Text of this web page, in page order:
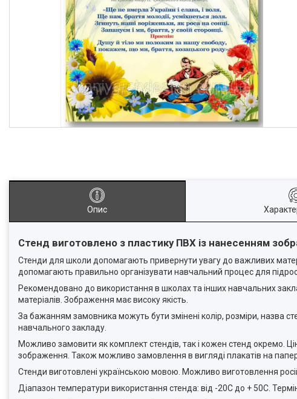
Опис
Стенд виготовлено з пластику ПВХ із нанесенням
Стенди для школи допомагають привернути увагу до важливих
допомагають правильно організувати навчальний процес для
Рекомендовано до використання в школах та інших навчальних
матеріалів. Зображення має високу якість.
За бажанням замовника можуть бути змінені колір, розміри, назва
навчального закладу.
Можливо замовити як комплект стендів, так і кожен стенд окремо.
зображення. Також можливо замовлення в вигляді плакатів на
Стенди виготовлені українською мовою. Можливо виготовлення
Діапазон температури використання стенда: від -20С до + 50С.